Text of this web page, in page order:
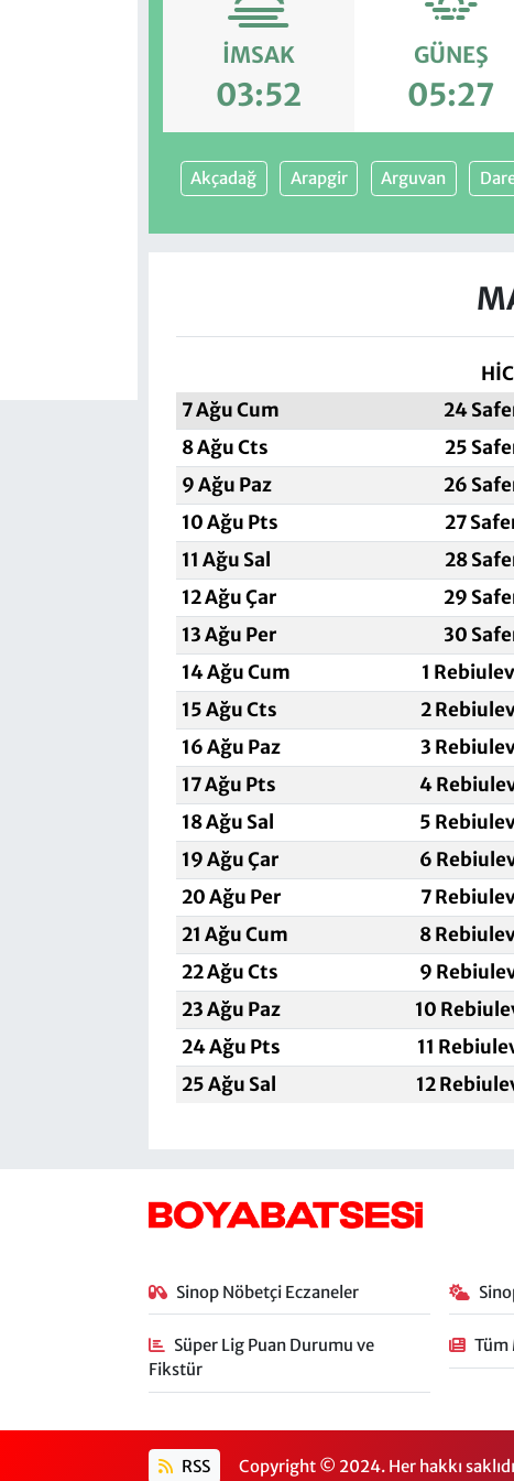
İMSAK
03:52
GÜNEŞ
05:27
Akçadağ Arapgir Arguvan
7 Ağu Cum
24
8 Ağu Cts
25
9 Ağu Paz
26
10 Ağu Pts
27
11 Ağu Sal
28
12 Ağu Çar
29
13 Ağu Per
30
14 Ağu Cum
1
15 Ağu Cts
2
16 Ağu Paz
3
17 Ağu Pts
4
18 Ağu Sal
5
19 Ağu Çar
6
20 Ağu Per
7
21 Ağu Cum
8
22 Ağu Cts
9
23 Ağu Paz
10
24 Ağu Pts
11
25 Ağu Sal
12
Sinop Nöbetçi Eczaneler
Süper Lig Puan Durumu ve
Fikstür
Tüm
RSS Copyright © 2024. Her hakkı